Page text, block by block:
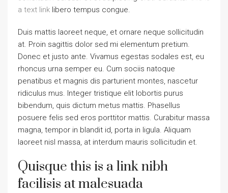
a text link libero tempus congue.
Duis mattis laoreet neque, et ornare neque sollicitudin
at. Proin sagittis dolor sed mi elementum pretium.
Donec et justo ante. Vivamus egestas sodales est, eu
rhoncus urna semper eu. Cum sociis natoque
penatibus et magnis dis parturient montes, nascetur
ridiculus mus. Integer tristique elit lobortis purus
bibendum, quis dictum metus mattis. Phasellus
posuere felis sed eros porttitor mattis. Curabitur massa
magna, tempor in blandit id, porta in ligula. Aliquam
laoreet nisl massa, at interdum mauris sollicitudin et.
Quisque this is a link nibh
facilisis at malesuada